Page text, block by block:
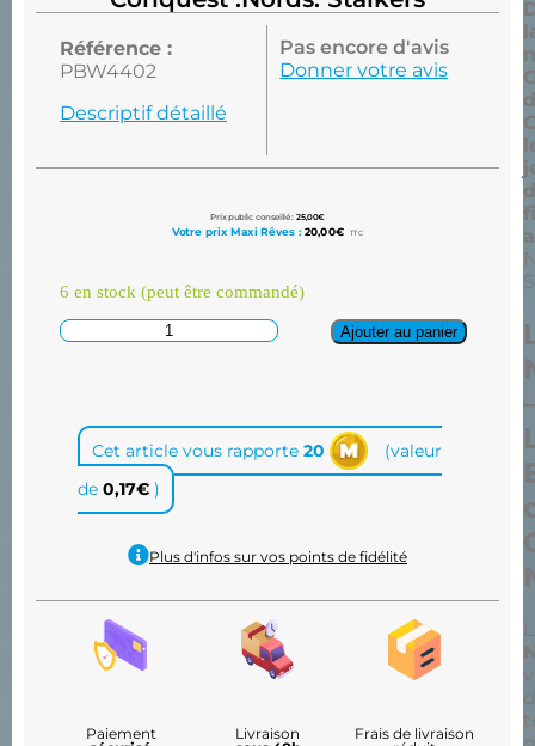
Référence :
PBW4402
Descriptif détaillé
Pas encore d'avis
Donner votre avis
Prix public conseillé : 25,00€
Votre prix Maxi Rêves : 20,00€ TTC
6 en stock (peut être commandé)
Ajouter au panier
Cet article vous rapporte 20
(valeur
de 0,17€ )
Plus d'infos sur vos points de fidélité
Paiement
Livraison
Frais de livraison